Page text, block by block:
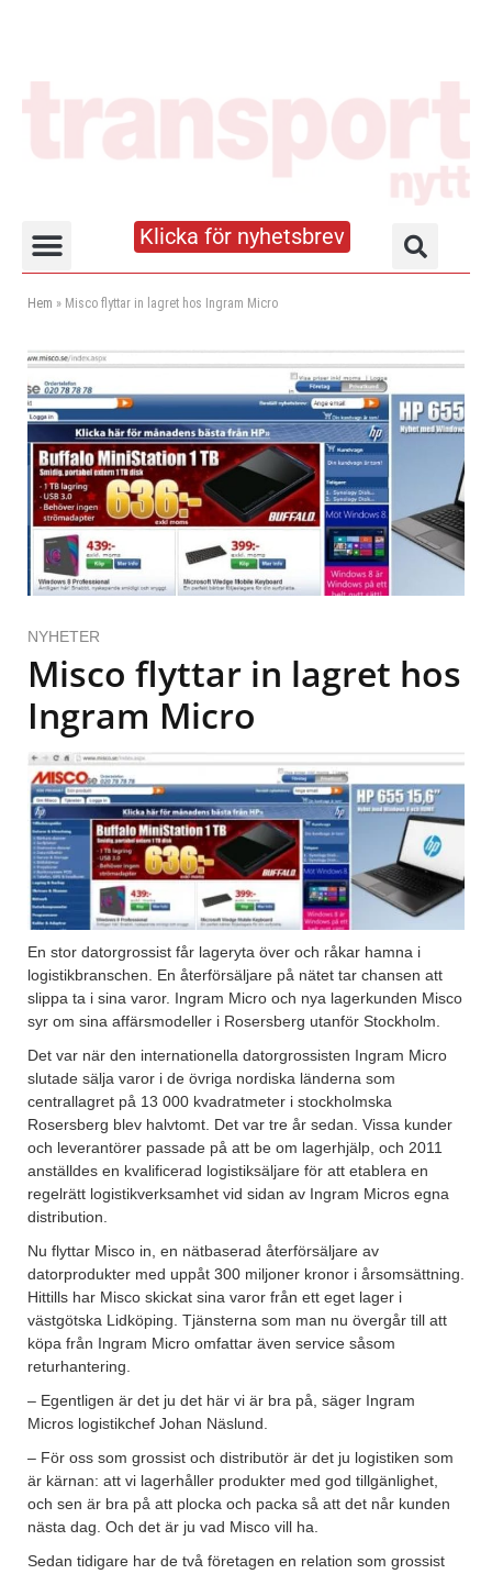
Klicka för nyhetsbrev
Hem » Misco flyttar in lagret hos Ingram Micro
NYHETER
Misco flyttar in lagret hos
Ingram Micro
En stor datorgrossist får lageryta över och råkar hamna i
logistikbranschen. En återförsäljare på nätet tar chansen att
slippa ta i sina varor. Ingram Micro och nya lagerkunden Misco
syr om sina affärsmodeller i Rosersberg utanför Stockholm.
Det var när den internationella datorgrossisten Ingram Micro
slutade sälja varor i de övriga nordiska länderna som
centrallagret på 13 000 kvadratmeter i stockholmska
Rosersberg blev halvtomt. Det var tre år sedan. Vissa kunder
och leverantörer passade på att be om lagerhjälp, och 2011
anställdes en kvalificerad logistiksäljare för att etablera en
regelrätt logistikverksamhet vid sidan av Ingram Micros egna
distribution.
Nu flyttar Misco in, en nätbaserad återförsäljare av
datorprodukter med uppåt 300 miljoner kronor i årsomsättning.
Hittills har Misco skickat sina varor från ett eget lager i
västgötska Lidköping. Tjänsterna som man nu övergår till att
köpa från Ingram Micro omfattar även service såsom
returhantering.
– Egentligen är det ju det här vi är bra på, säger Ingram
Micros logistikchef Johan Näslund.
– För oss som grossist och distributör är det ju logistiken som
är kärnan: att vi lagerhåller produkter med god tillgänlighet,
och sen är bra på att plocka och packa så att det når kunden
nästa dag. Och det är ju vad Misco vill ha.
Sedan tidigare har de två företagen en relation som grossist